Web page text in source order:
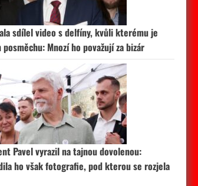
sdílel video s delfíny, kvůli kterému je
posměchu: Mnozí ho považují za bizár
Pavel vyrazil na tajnou dovolenou:
ho však fotografie, pod kterou se rozjela